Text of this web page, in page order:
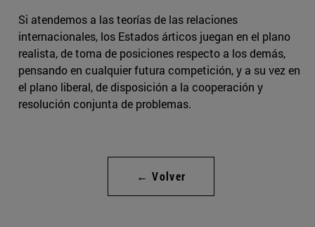
Si atendemos a las teorías de las relaciones
internacionales, los Estados árticos juegan en el plano
realista, de toma de posiciones respecto a los demás,
pensando en cualquier futura competición, y a su vez en
el plano liberal, de disposición a la cooperación y
resolución conjunta de problemas.
← Volver